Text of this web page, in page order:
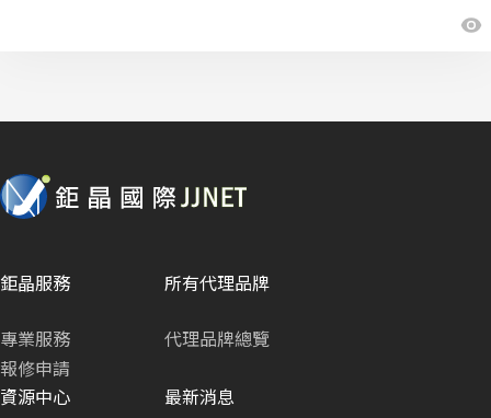
鉅晶服務
專業服務
報修申請
所有代理品牌
代理品牌總覽
資源中心
最新消息